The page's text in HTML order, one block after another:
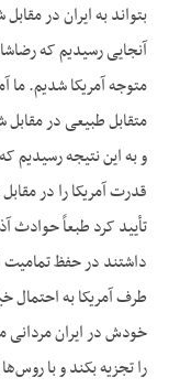
بتواند به ایران در
آنجایی رسیدیم که
متوجه آمریکا شدیم. ما
متقابل طبیعی در
و به این نتیجه رسیدیم
قدرت آمریکا را در
تأیید کرد طبعاً حوادث
داشتند در حفظ تمامیت
طرف آمریکا به احتمال
خودش در ایران مردانی
را تجزیه بکند و با